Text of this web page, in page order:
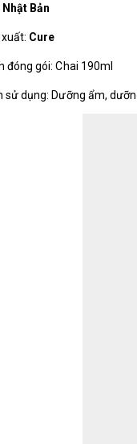
Nhật Bản
Cure
đóng gói: Chai 190ml
sử dụng: Dưỡng ẩm,